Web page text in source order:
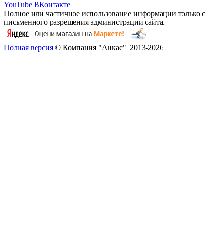
YouTube ВКонтакте
Полное или частичное использование информации только с
письменного разрешения администрации сайта.
Полная версия © Компания "Анкас", 2013-2026